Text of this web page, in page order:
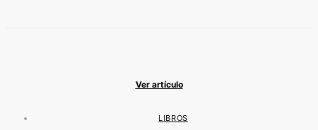
Ver artículo
LIBROS